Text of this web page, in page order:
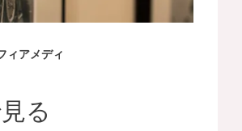
ィアメディ
る